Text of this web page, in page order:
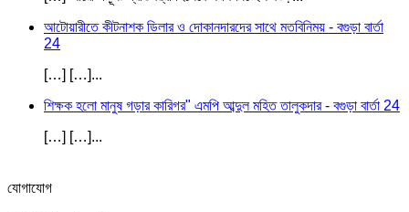
আটোয়ারীতে কীটনাশক ডিলার ও দোকানদারদের সাথে মতবিনিময় - বগুড়া বার্তা
24
[…] […]...
শিক্ষক হলো মানুষ গড়ার কারিগর" এমপি আব্দুল মহিত তালুকদার - বগুড়া বার্তা 24
[…] […]...
যোগাযোগ